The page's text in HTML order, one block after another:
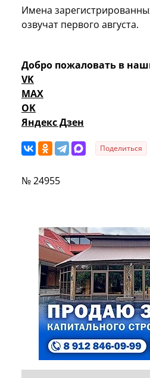
Имена
озвучат первого августа.
Добро пожаловать в
VK
MAX
OK
Яндекс Дзен
Поделиться
№ 24955